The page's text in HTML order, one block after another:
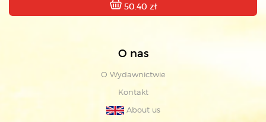
50.40 zł
O nas
O Wydawnictwie
Kontakt
About us